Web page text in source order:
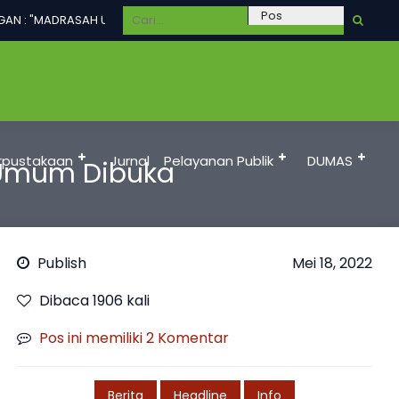
"MADRASAH UNGGUL DALAM PRESTASI, TERAMPIL, BERAKHLAKUL
Jurnal Pelayanan Publik DUMAS
Dibuka
Publish
Mei 18, 2022
Dibaca 1906 kali
Pos ini memiliki 2 Komentar
Berita Headline Info